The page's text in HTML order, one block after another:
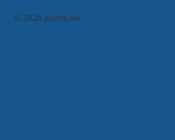
© 2026 pharm.am